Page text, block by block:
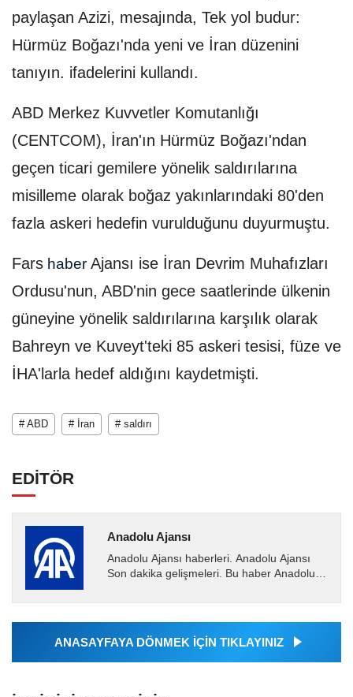
paylaşan Azizi, mesajında, Tek yol budur:
Hürmüz Boğazı'nda yeni ve İran düzenini
tanıyın. ifadelerini kullandı.
ABD Merkez Kuvvetler Komutanlığı
(CENTCOM), İran'ın Hürmüz Boğazı'ndan
geçen ticari gemilere yönelik saldırılarına
misilleme olarak boğaz yakınlarındaki 80'den
fazla askeri hedefin vurulduğunu duyurmuştu.
Fars haber Ajansı ise İran Devrim Muhafızları
Ordusu'nun, ABD'nin gece saatlerinde ülkenin
güneyine yönelik saldırılarına karşılık olarak
Bahreyn ve Kuveyt'teki 85 askeri tesisi, füze ve
İHA'larla hedef aldığını kaydetmişti.
# ABD # İran # saldırı
EDİTÖR
Anadolu Ajansı
Anadolu Ajansı haberleri. Anadolu Ajansı
Son dakika gelişmeleri. Bu haber Anadolu
Ajansı tarafından...
ANASAYFAYA DÖNMEK İÇİN TIKLAYINIZ